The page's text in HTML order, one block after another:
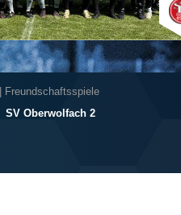
Freundschaftsspiele
SV Oberwolfach 2